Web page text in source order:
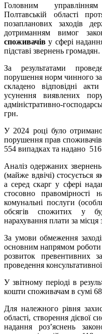
Головним
Полтавській області
позапланових заходів
дотриманням вимог
споживачів у сфері
підставі звернень громадян.
За результатами
порушення норм чинного
складено відповідні
усунення виявлених
адміністративно-
грн.
У 2024 році було
порушення прав
554 випадках та надано 516
Аналіз одержаних
(майже вдвічі) стосується
а серед скарг у сфері
стосовно правомірності
комунальні послуги
обсягів спожитих у
нарахування плати за місця
За умови обмеження
основним напрямом роботи
розвиток превентивних
проведення
У звітному періоді в
кошти споживачам в сумі
Для належного рівня
області, створення дієвої
надання роз’яснень